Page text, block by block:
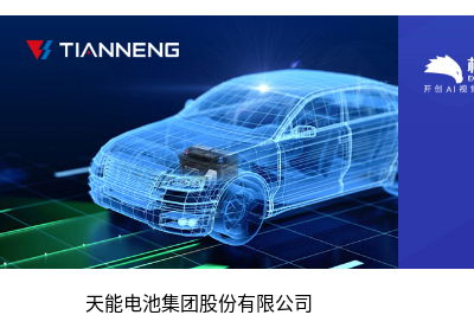
- 国际电池行业 资源综合利用和回收 -
天能电池集团股份有限公司